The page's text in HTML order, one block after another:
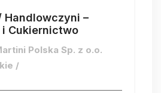
Handlowczyni –
i Cukiernictwo
Polska Sp. z o.o.
/